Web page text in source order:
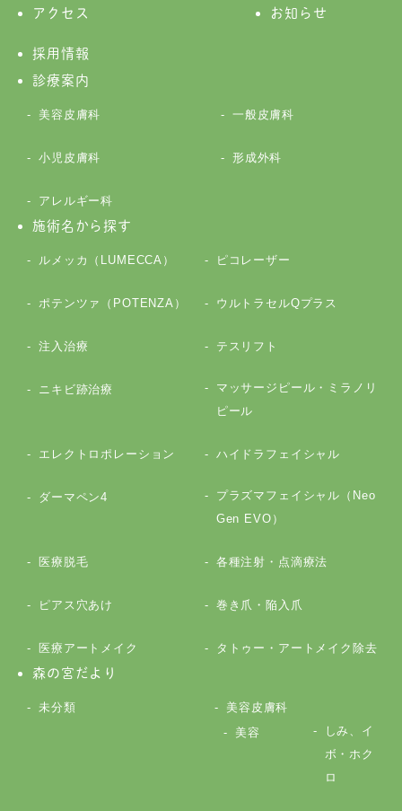
アクセス お知らせ
採用情報
診療案内
美容皮膚科 一般皮膚科
小児皮膚科 形成外科
アレルギー科
施術名から探す
ルメッカ（LUMECCA） ピコレーザー
ポテンツァ（POTENZA） ウルトラセルQプラス
注入治療 テスリフト
ニキビ跡治療
マッサージピール・ミラノリ
ピール
エレクトロポレーション ハイドラフェイシャル
ダーマペン4
プラズマフェイシャル（Neo
Gen EVO）
医療脱毛 各種注射・点滴療法
ピアス穴あけ 巻き爪・陥入爪
医療アートメイク
タトゥー・アートメイク除去
森の宮だより
未分類
美容皮膚科
美容
しみ、イ
ボ・ホク
ロ